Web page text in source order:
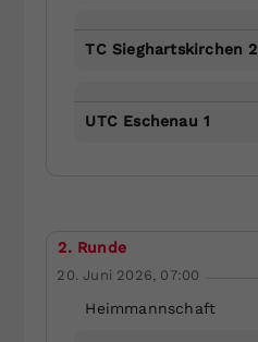
TC Sieghartskirchen 2
UTC Eschenau 1
2. Runde
20. Juni 2026, 07:00
Heimmannschaft